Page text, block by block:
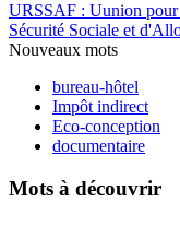
URSSAF : Uunion pour
Sécurité Sociale et
Nouveaux mots
bureau-hôtel
Impôt indirect
Eco-conception
documentaire
Mots à découvrir